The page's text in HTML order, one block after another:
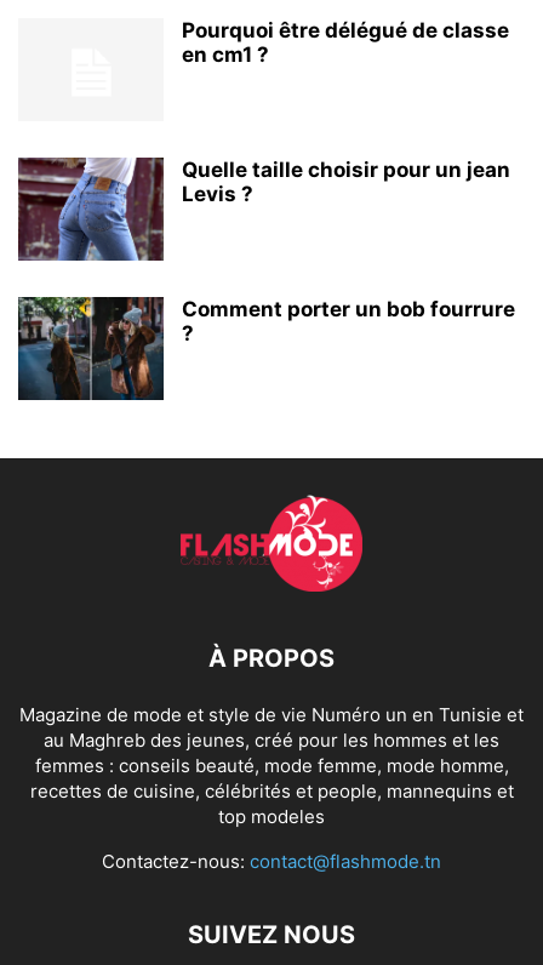
Pourquoi être délégué de classe
en cm1 ?
Quelle taille choisir pour un jean
Levis ?
Comment porter un bob fourrure
?
À PROPOS
Magazine de mode et style de vie Numéro un en Tunisie et
au Maghreb des jeunes, créé pour les hommes et les
femmes : conseils beauté, mode femme, mode homme,
recettes de cuisine, célébrités et people, mannequins et
top modeles
Contactez-nous: contact@flashmode.tn
SUIVEZ NOUS